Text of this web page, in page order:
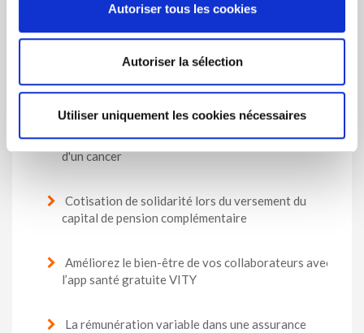
Autoriser tous les cookies
Autoriser la sélection
Utiliser uniquement les cookies nécessaires
2,50 % en 2027
Le droit à l'oubli pour les anciens patients atteints
d'un cancer
Cotisation de solidarité lors du versement du
capital de pension complémentaire
Améliorez le bien-être de vos collaborateurs avec
l’app santé gratuite VITY
La rémunération variable dans une assurance